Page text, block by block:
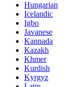
Hungarian
Icelandic
Igbo
Javanese
Kannada
Kazakh
Khmer
Kurdish
Kyrgyz